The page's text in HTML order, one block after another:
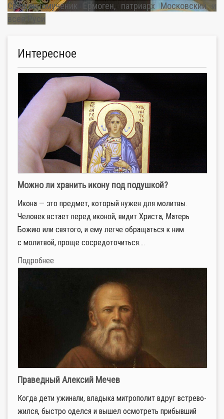
Священномученик Ермоген, патриарх Московский и
всея Руси
Интересное
Можно ли хранить икону под подушкой?
Икона — это предмет, который нужен для молитвы.
Человек встает перед иконой, видит Христа, Матерь
Божию или святого, и ему легче обращаться к ним
с молитвой, проще сосредоточиться....
Подробнее
Праведный Алексий Мечев
Ко­гда де­ти ужи­на­ли, вла­ды­ка мит­ро­по­лит вдруг встре­во­
жил­ся, быст­ро одел­ся и вы­шел осмот­реть при­быв­ший